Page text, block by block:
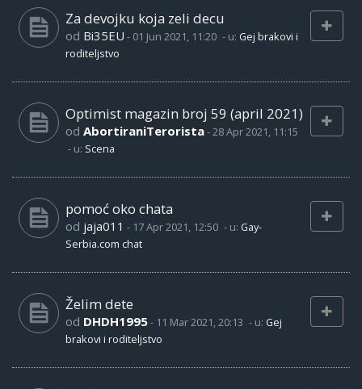
Za devojku koja zeli decu
od Bi35EU - 01 Jun 2021, 11:20 - u: Gej brakovi i
roditeljstvo
Optimist magazin broj 59 (april 2021)
od AbortiraniTerorista-28 Apr 2021, 11:15
- u: Scena
pomoć oko chata
od jaja011 - 17 Apr 2021, 12:50 - u: Gay-
Serbia.com chat
Želim dete
od DHDH1995- 11 Mar 2021, 20:13 - u: Gej
brakovi i roditeljstvo